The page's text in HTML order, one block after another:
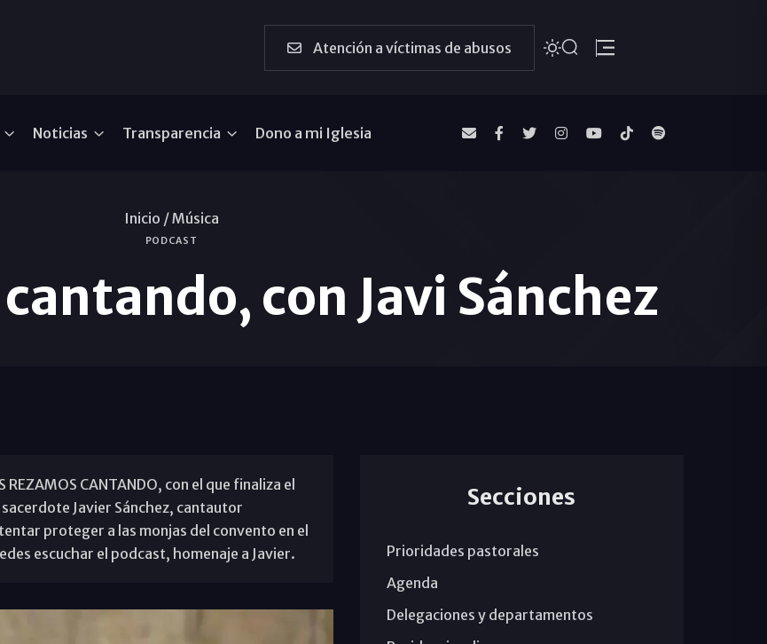
Atención a víctimas de abusos
Noticias Transparencia Dono a mi Iglesia
Inicio /Música
PODCAST
con Javi Sánchez
CANTANDO, con el que finaliza el
Javier Sánchez, cantautor
proteger a las monjas del convento en el
escuchar el podcast, homenaje a Javier.
Secciones
Prioridades pastorales
Agenda
Delegaciones y departamentos